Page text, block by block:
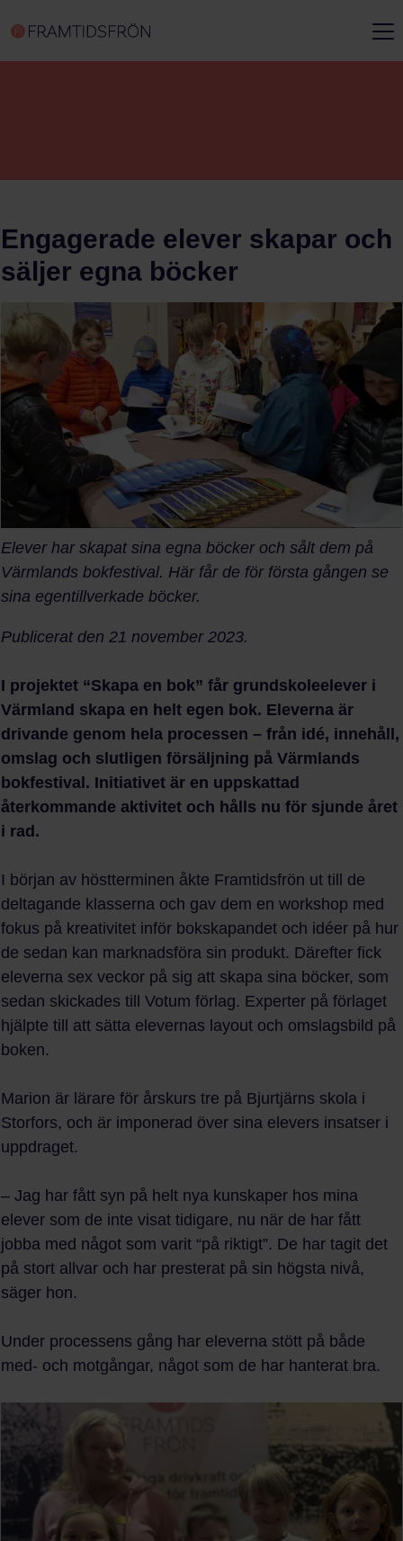
Engagerade elever skapar och
säljer egna böcker
Elever har skapat sina egna böcker och sålt dem på
Värmlands bokfestival. Här får de för första gången se
sina egentillverkade böcker.
Publicerat den 21 november 2023.
I projektet “Skapa en bok” får grundskoleelever i
Värmland skapa en helt egen bok. Eleverna är
drivande genom hela processen – från idé, innehåll,
omslag och slutligen försäljning på Värmlands
bokfestival. Initiativet är en uppskattad
återkommande aktivitet och hålls nu för sjunde året
i rad.
I början av höstterminen åkte Framtidsfrön ut till de
deltagande klasserna och gav dem en workshop med
fokus på kreativitet inför bokskapandet och idéer på hur
de sedan kan marknadsföra sin produkt. Därefter fick
eleverna sex veckor på sig att skapa sina böcker, som
sedan skickades till Votum förlag. Experter på förlaget
hjälpte till att sätta elevernas layout och omslagsbild på
boken.
Marion är lärare för årskurs tre på Bjurtjärns skola i
Storfors, och är imponerad över sina elevers insatser i
uppdraget.
– Jag har fått syn på helt nya kunskaper hos mina
elever som de inte visat tidigare, nu när de har fått
jobba med något som varit “på riktigt”. De har tagit det
på stort allvar och har presterat på sin högsta nivå,
säger hon.
Under processens gång har eleverna stött på både
med- och motgångar, något som de har hanterat bra.